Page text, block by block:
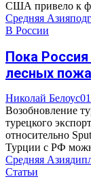
США привело к
Средняя Азия
В России
Пока
лесных
Николай Белоус
Возобновление
турецкого
относительно
Турции с РФ
Средняя Азия
Статьи